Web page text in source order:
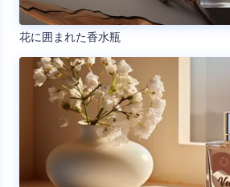
花に囲まれた香水瓶